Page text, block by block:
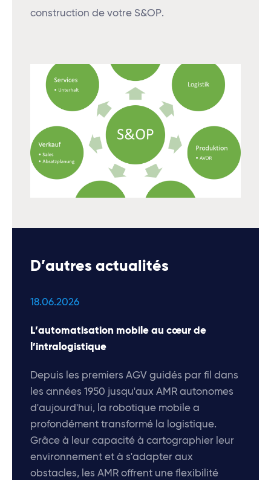
construction de votre S&OP.
D’autres actualités
18.06.2026
L’automatisation mobile au cœur de
l’intralogistique
Depuis les premiers AGV guidés par fil dans
les années 1950 jusqu'aux AMR autonomes
d'aujourd'hui, la robotique mobile a
profondément transformé la logistique.
Grâce à leur capacité à cartographier leur
environnement et à s'adapter aux
obstacles, les AMR offrent une flexibilité